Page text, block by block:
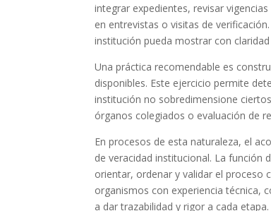
integrar expedientes, revisar
en entrevistas o visitas de
institución pueda mostrar con
Una práctica recomendable es
disponibles. Este ejercicio permite
institución no sobredimensione
órganos colegiados o evaluación de
En procesos de esta naturaleza, el
de veracidad institucional. La función
orientar, ordenar y validar el proceso
organismos con experiencia técnica,
a dar trazabilidad y rigor a cada etapa.